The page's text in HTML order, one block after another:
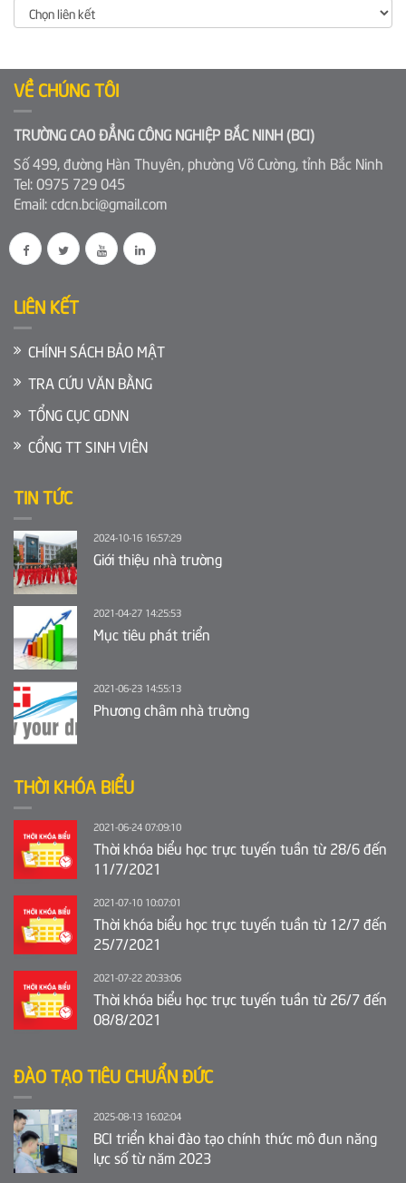
VỀ CHÚNG TÔI
TRƯỜNG CAO ĐẲNG CÔNG NGHIỆP BẮC NINH (BCI)
Số 499, đường Hàn Thuyên, phường Võ Cường, tỉnh Bắc Ninh
Tel: 0975 729 045
Email: cdcn.bci@gmail.com
LIÊN KẾT
CHÍNH SÁCH BẢO MẬT
TRA CỨU VĂN BẰNG
TỔNG CỤC GDNN
CỔNG TT SINH VIÊN
TIN TỨC
2024-10-16 16:57:29
Giới thiệu nhà trường
2021-04-27 14:25:53
Mục tiêu phát triển
2021-06-23 14:55:13
Phương châm nhà trường
THỜI KHÓA BIỂU
2021-06-24 07:09:10
Thời khóa biểu học trực tuyến tuần từ 28/6 đến
11/7/2021
2021-07-10 10:07:01
Thời khóa biểu học trực tuyến tuần từ 12/7 đến
25/7/2021
2021-07-22 20:33:06
Thời khóa biểu học trực tuyến tuần từ 26/7 đến
08/8/2021
ĐÀO TẠO TIÊU CHUẨN ĐỨC
2025-08-13 16:02:04
BCI triển khai đào tạo chính thức mô đun năng
lực số từ năm 2023